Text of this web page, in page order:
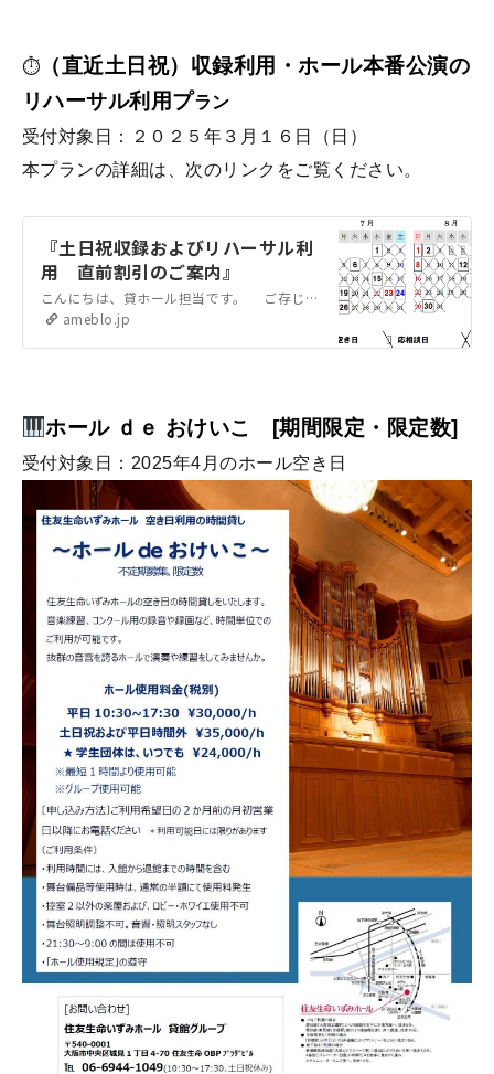
⏱
（直近土日祝）収録利用・ホール本番公演の
リハーサル利用プラン
受付対象日：２０２５年３月１６日（日）
本プランの詳細は、次のリンクをご覧ください。
『土日祝収録およびリハーサル利
用 直前割引のご案内』
こんにちは、貸ホール担当です。 ご存じの方もいらっしゃると思いますが、弊ホールは公演利用以外にも、収録利用や弊ホール開催公演のリハーサル利用が可能です。この…
ameblo.jp
ホール ｄｅ おけいこ [期間限定・限定数]
受付対象日： 2025年4月のホール空き日